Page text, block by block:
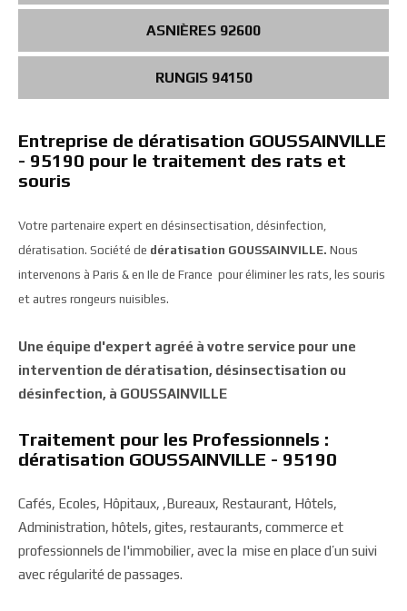
ASNIÈRES 92600
RUNGIS 94150
Entreprise de dératisation GOUSSAINVILLE
- 95190 pour le traitement des rats et
souris
Votre partenaire expert en désinsectisation, désinfection,
dératisation. Société de dératisation GOUSSAINVILLE. Nous
intervenons à Paris & en Ile de France pour éliminer les rats, les souris
et autres rongeurs nuisibles.
Une équipe d'expert agréé à votre service pour une
intervention de dératisation, désinsectisation ou
désinfection, à GOUSSAINVILLE
Traitement pour les Professionnels :
dératisation GOUSSAINVILLE - 95190
Cafés, Ecoles, Hôpitaux, ,Bureaux, Restaurant, Hôtels,
Administration, hôtels, gites, restaurants, commerce et
professionnels de l'immobilier, avec la mise en place d’un suivi
avec régularité de passages.